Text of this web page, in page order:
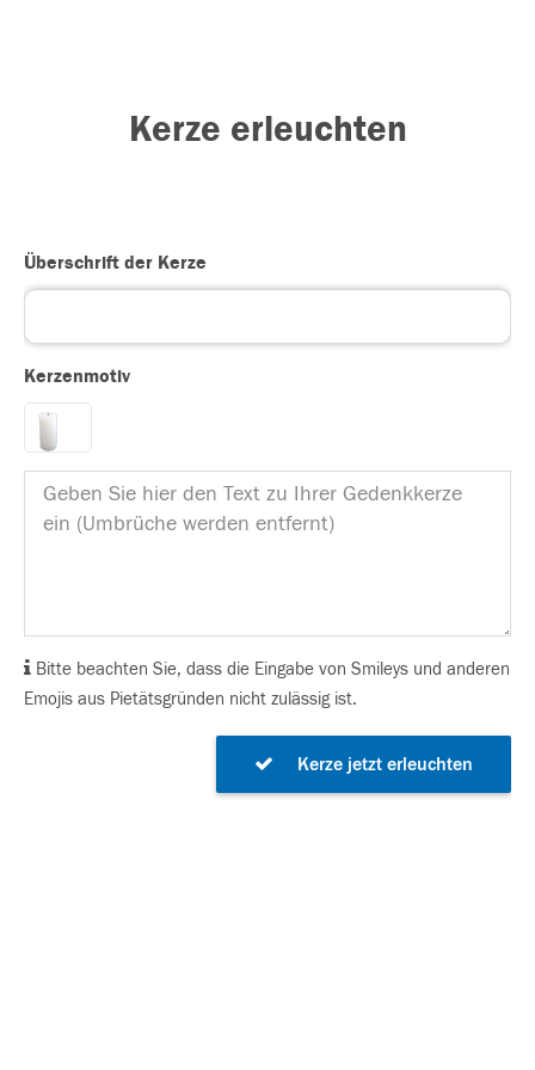
Kerze erleuchten
Überschrift der Kerze
Kerzenmotiv
Bitte beachten Sie, dass die Eingabe von Smileys und anderen
Emojis aus Pietätsgründen nicht zulässig ist.
Kerze jetzt erleuchten